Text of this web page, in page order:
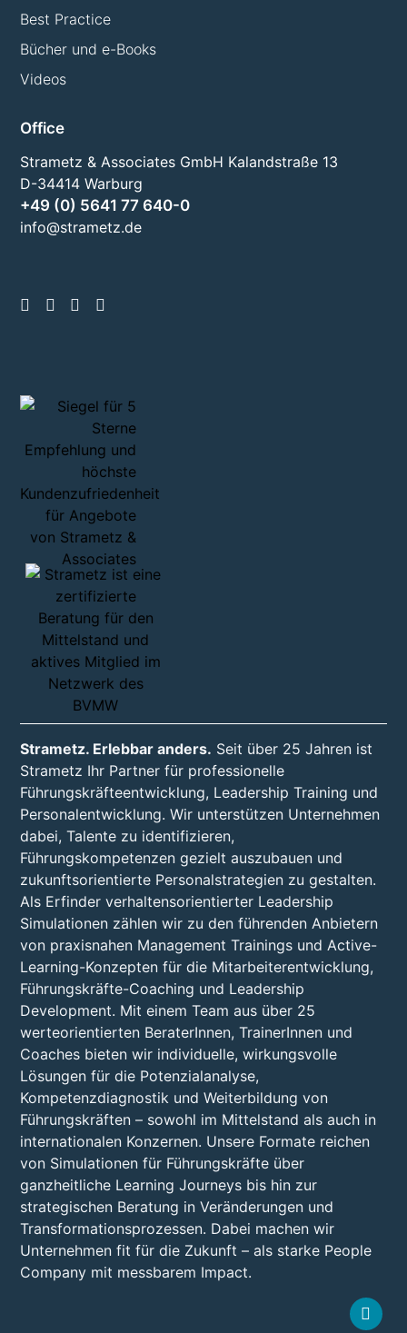
Best Practice
Bücher und e-Books
Videos
Office
Strametz & Associates GmbH Kalandstraße 13
D-34414 Warburg
+49 (0) 5641 77 640-0
info@strametz.de
Strametz. Erlebbar anders. Seit über 25 Jahren ist
Strametz Ihr Partner für professionelle
Führungskräfteentwicklung, Leadership Training und
Personalentwicklung. Wir unterstützen Unternehmen
dabei, Talente zu identifizieren,
Führungskompetenzen gezielt auszubauen und
zukunftsorientierte Personalstrategien zu gestalten.
Als Erfinder verhaltensorientierter Leadership
Simulationen zählen wir zu den führenden Anbietern
von praxisnahen Management Trainings und Active-
Learning-Konzepten für die Mitarbeiterentwicklung,
Führungskräfte-Coaching und Leadership
Development. Mit einem Team aus über 25
werteorientierten BeraterInnen, TrainerInnen und
Coaches bieten wir individuelle, wirkungsvolle
Lösungen für die Potenzialanalyse,
Kompetenzdiagnostik und Weiterbildung von
Führungskräften – sowohl im Mittelstand als auch in
internationalen Konzernen. Unsere Formate reichen
von Simulationen für Führungskräfte über
ganzheitliche Learning Journeys bis hin zur
strategischen Beratung in Veränderungen und
Transformationsprozessen. Dabei machen wir
Unternehmen fit für die Zukunft – als starke People
Company mit messbarem Impact.